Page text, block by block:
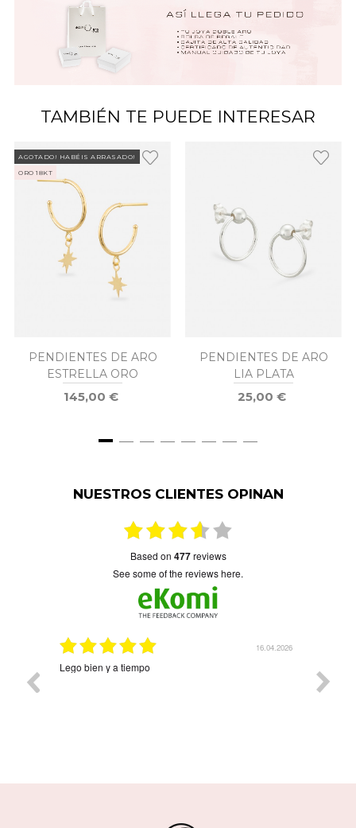
TAMBIÉN TE PUEDE INTERESAR
AGOTADO! HABÉIS ARRASADO!
ORO 18KT
PENDIENTES DE ARO
ESTRELLA ORO
145,00 €
PENDIENTES DE ARO
LIA PLATA
25,00 €
NUESTROS CLIENTES OPINAN
based on 477reviews
see some of the reviews here.
16.04.2026
Precioso y llegó rapidísimo Árbol de la vida con
nombres. Ha quedado precioso. Contentísima